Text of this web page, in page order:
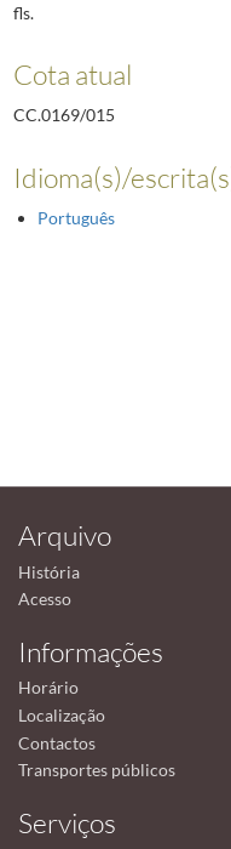
fls.
Cota atual
CC.0169/015
Idioma(s)/
Português
Arquivo
História
Acesso
Informações
Horário
Localização
Contactos
Transportes públicos
Serviços